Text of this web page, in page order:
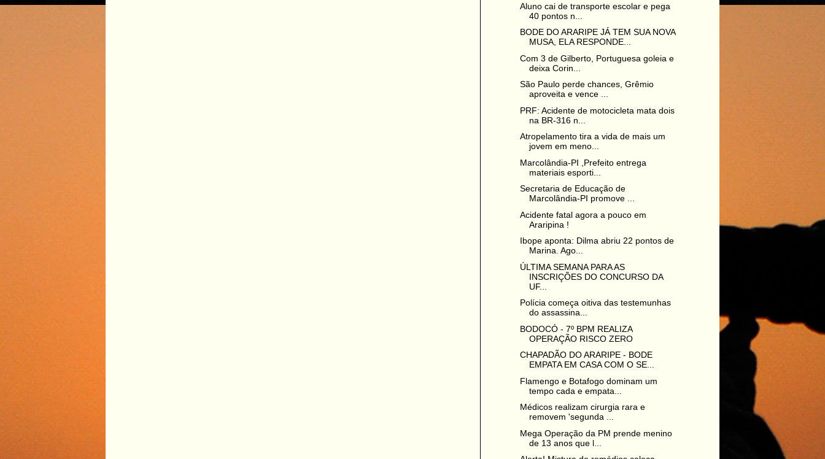
Aluno cai de transporte escolar e pega
40 pontos n...
BODE DO ARARIPE JÁ TEM SUA NOVA
MUSA, ELA RESPONDE...
Com 3 de Gilberto, Portuguesa goleia e
deixa Corin...
São Paulo perde chances, Grêmio
aproveita e vence ...
PRF: Acidente de motocicleta mata dois
na BR-316 n...
Atropelamento tira a vida de mais um
jovem em meno...
Marcolândia-PI ,Prefeito entrega
materiais esporti...
Secretaria de Educação de
Marcolândia-PI promove ...
Acidente fatal agora a pouco em
Araripina !
Ibope aponta: Dilma abriu 22 pontos de
Marina. Ago...
ÚLTIMA SEMANA PARA AS
INSCRIÇÕES DO CONCURSO DA
UF...
Polícia começa oitiva das testemunhas
do assassina...
BODOCÓ - 7º BPM REALIZA
OPERAÇÃO RISCO ZERO
CHAPADÃO DO ARARIPE - BODE
EMPATA EM CASA COM O SE...
Flamengo e Botafogo dominam um
tempo cada e empata...
Médicos realizam cirurgia rara e
removem 'segunda ...
Mega Operação da PM prende menino
de 13 anos que l...